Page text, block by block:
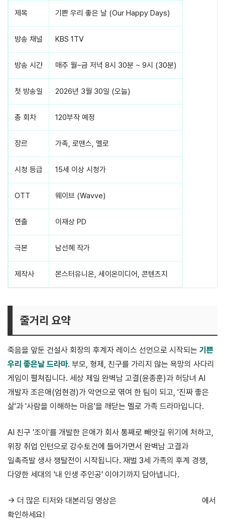
제목 기쁜 우리 좋은 날 (Our Happy Days)
방송 채널 KBS 1TV
방송 시간 매주 월~금 저녁 8시 30분 ~ 9시 (30분)
첫 방송일 2026년 3월 30일 (오늘)
총 회차 120부작 예정
장르 가족, 로맨스, 멜로
시청 등급 15세 이상 시청가
OTT 웨이브 (Wavve)
연출 이재상 PD
극본 남선혜 작가
제작사 몬스터유니온, 세이온미디어, 콘텐츠지
줄거리 요약
죽음을 앞둔 건설사 회장의 후계자 레이스 선언으로 시작되는 기쁜
우리 좋은날 드라마. 부모, 형제, 친구를 가리지 않는 욕망의 사다리
게임이 펼쳐집니다. 세상 제일 완벽남 고결(윤종훈)과 허당녀 AI
개발자 조은애(엄현경)가 악연으로 엮여 한 팀이 되고, '진짜 좋은
삶'과 '사람을 이해하는 마음'을 깨닫는 멜로 가족 드라마입니다.
AI 친구 '조이'를 개발한 은애가 회사 통째로 빼앗길 위기에 처하고,
위장 취업 인턴으로 강수토건에 들어가면서 완벽남 고결과
일촉즉발 생사 쟁탈전이 시작됩니다. 재벌 3세 가족의 후계 경쟁,
다양한 세대의 '내 인생 주인공' 이야기까지 담아냅니다.
→ 더 많은 티저와 대본리딩 영상은
에서
확인하세요!